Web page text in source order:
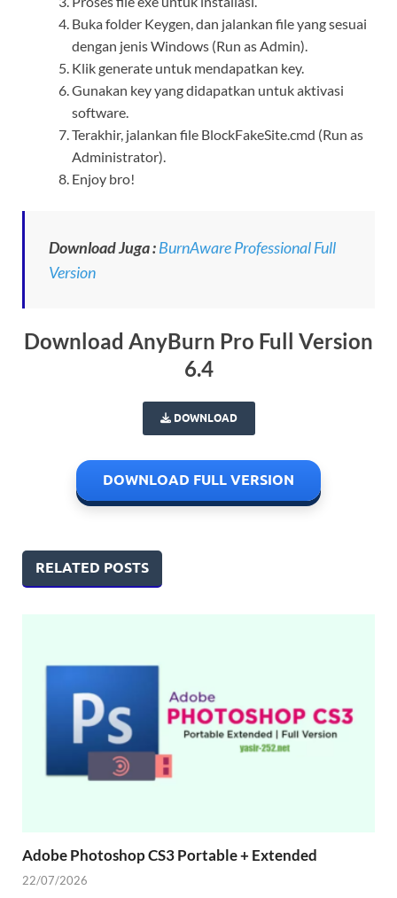
Buka folder Keygen, dan jalankan file yang sesuai
dengan jenis Windows (Run as Admin).
Klik generate untuk mendapatkan key.
Gunakan key yang didapatkan untuk aktivasi
software.
Terakhir, jalankan file BlockFakeSite.cmd (Run as
Administrator).
Enjoy bro!
Download Juga :BurnAware Professional Full
Version
Download AnyBurn Pro Full Version
6.4
DOWNLOAD
DOWNLOAD FULL VERSION
RELATED POSTS
Adobe Photoshop CS3 Portable + Extended
22/07/2026